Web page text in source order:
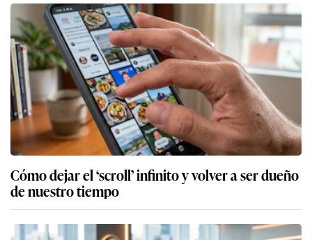
Cómo dejar el ‘scroll’ infinito y volver a ser dueño
de nuestro tiempo